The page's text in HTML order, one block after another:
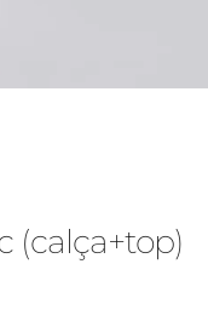
(calça+top)